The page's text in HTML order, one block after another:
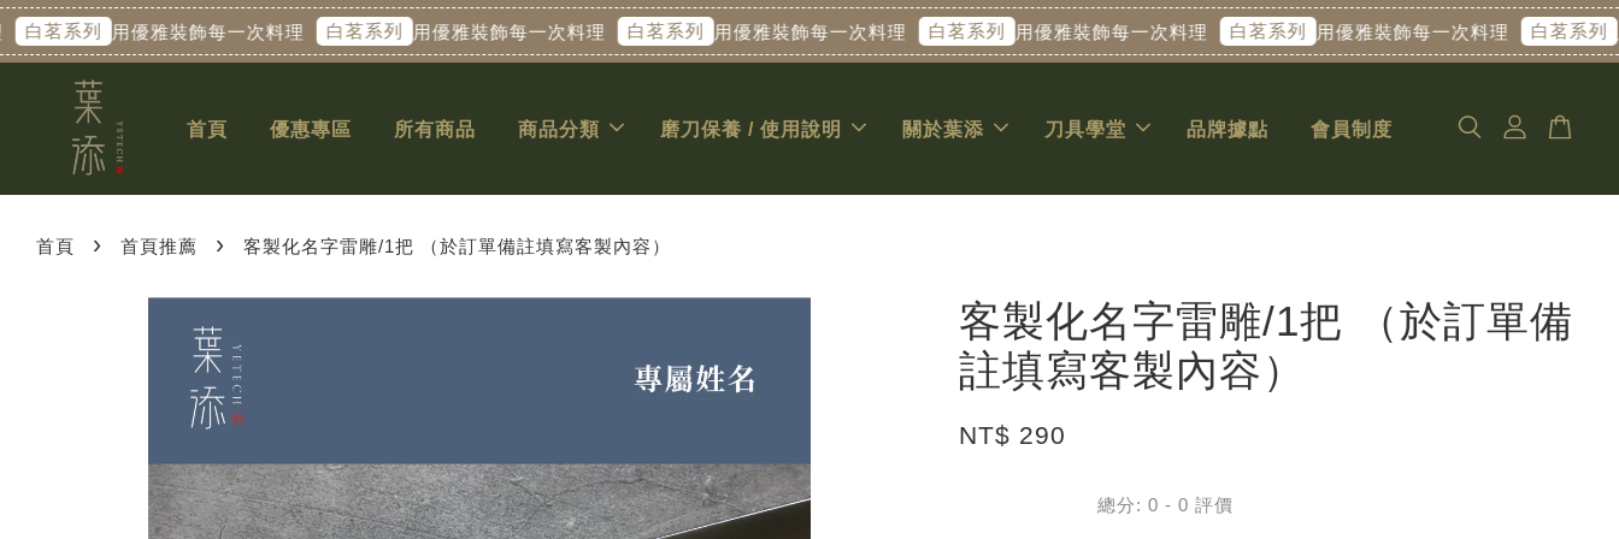
茗系列 用優雅裝飾每一次料理 白茗系列 用優雅裝飾每一次料理 白茗系列 用優雅裝飾每一次料理 白茗系列 用優雅裝飾每一次料理 白茗系列 用優雅裝飾每一次料理 白茗系列 用
首頁 優惠專區 所有商品 商品分類 磨刀保養 / 使用說明 關於葉添 刀具學堂 品牌據點 會員制度
首頁 › 首頁推薦 › 客製化名字雷雕/1把 （於訂單備註填寫客製內容）
客製化名字雷雕/1把 （於訂單備
註填寫客製內容）
NT$ 290
總分:0 -0 評價